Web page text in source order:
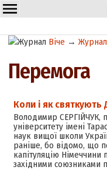
Віче →Журнал
Перемога
Коли і як
Володимир СЕРГІЙЧУК,
університету імені
наук вищої школи
раніше, бо відомо, що
капітуляцію Німеччини
західними союзниками